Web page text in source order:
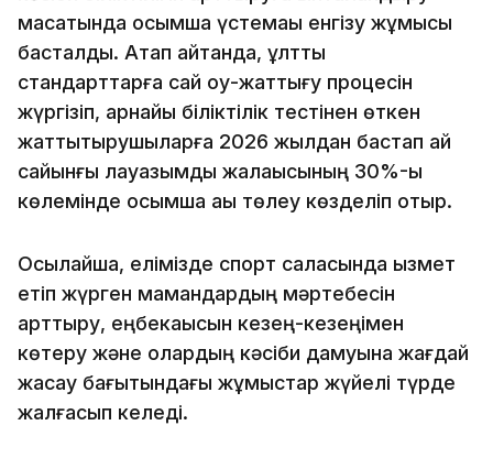
мақсатында қосымша үстемақы енгізу жұмысы
басталды. Атап айтқанда, ұлттық
стандарттарға сай оқу-жаттығу процесін
жүргізіп, арнайы біліктілік тестінен өткен
жаттықтырушыларға 2026 жылдан бастап ай
сайынғы лауазымдық жалақысының 30%-ы
көлемінде қосымша ақы төлеу көзделіп отыр.
Осылайша, елімізде спорт саласында қызмет
етіп жүрген мамандардың мәртебесін
арттыру, еңбекақысын кезең-кезеңімен
көтеру және олардың кәсіби дамуына жағдай
жасау бағытындағы жұмыстар жүйелі түрде
жалғасып келеді.